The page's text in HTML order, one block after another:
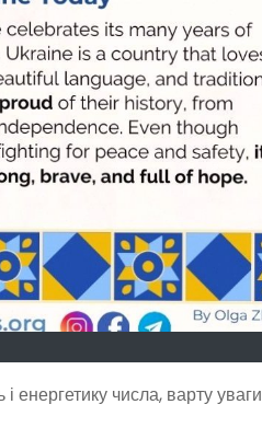
енергетику числа, варту уваги